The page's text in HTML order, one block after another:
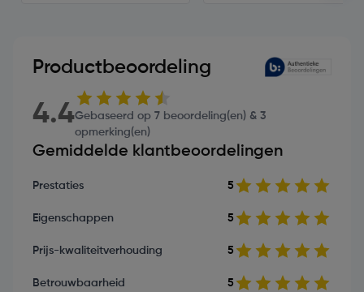
Productbeoordeling
4.4Gebaseerd op 7 beoordeling(en) & 3
opmerking(en)
Gemiddelde klantbeoordelingen
Prestaties 5
Eigenschappen 5
Prijs-kwaliteitverhouding 5
Betrouwbaarheid 5